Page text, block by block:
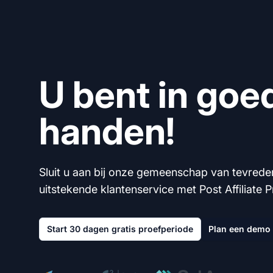
U bent in
handen!
Sluit u aan bij onze gemeenschap van
uitstekende klantenservice met Post Affiliate
Start 30 dagen gratis proefperiode Plan een demo